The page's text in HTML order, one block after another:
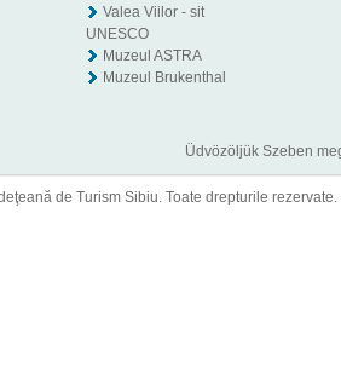
Valea Viilor - sit
UNESCO
Muzeul ASTRA
Muzeul Brukenthal
Üdvözöljük Szeben
de Turism Sibiu. Toate drepturile rezervate.